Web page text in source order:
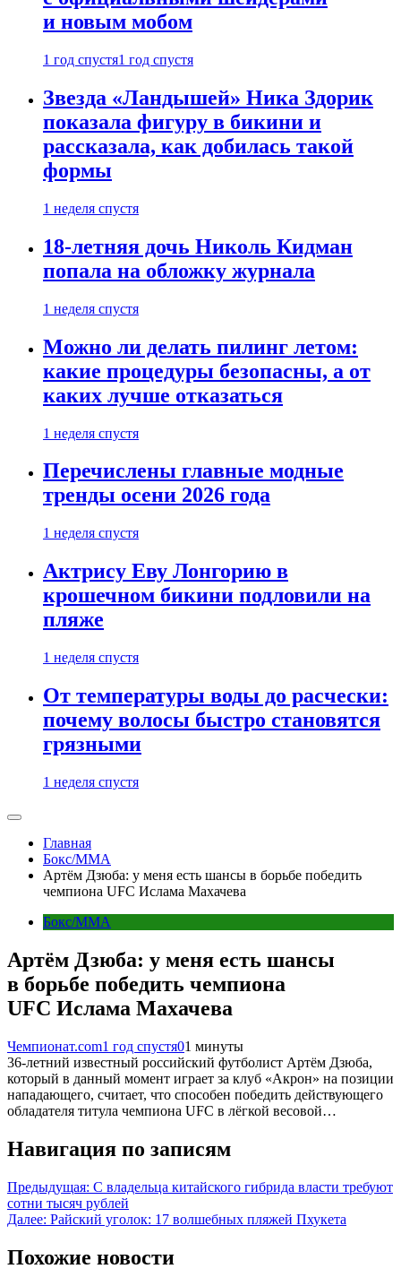
и новым мобом
1 год спустя1 год спустя
Звезда «Ландышей» Ника Здорик
показала фигуру в бикини и
рассказала, как добилась такой
формы
1 неделя спустя
18-летняя дочь Николь Кидман
попала на обложку журнала
1 неделя спустя
Можно ли делать пилинг летом:
какие процедуры безопасны, а от
каких лучше отказаться
1 неделя спустя
Перечислены главные модные
тренды осени 2026 года
1 неделя спустя
Актрису Еву Лонгорию в
крошечном бикини подловили на
пляже
1 неделя спустя
От температуры воды до расчески:
почему волосы быстро становятся
грязными
1 неделя спустя
Главная
Бокс/MMA
Артём Дзюба: у меня есть шансы в борьбе победить
чемпиона UFC Ислама Махачева
Бокс/MMA
Артём Дзюба: у меня есть шансы
в борьбе победить чемпиона
UFC Ислама Махачева
Чемпионат.com1 год спустя01 минуты
36-летний известный российский футболист Артём Дзюба,
который в данный момент играет за клуб «Акрон» на позиции
нападающего, считает, что способен победить действующего
обладателя титула чемпиона UFC в лёгкой весовой…
Навигация по записям
Предыдущая: С владельца китайского гибрида власти требуют
сотни тысяч рублей
Далее: Райский уголок: 17 волшебных пляжей Пхукета
Похожие новости